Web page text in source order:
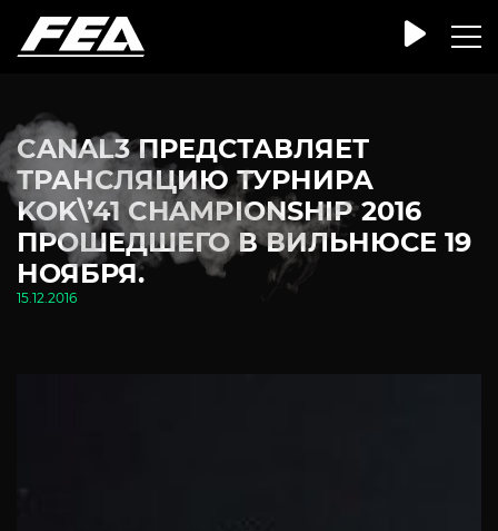
CANAL3 ПРЕДСТАВЛЯЕТ
ТРАНСЛЯЦИЮ ТУРНИРА
KOK\’41 CHAMPIONSHIP 2016
ПРОШЕДШЕГО В ВИЛЬНЮСЕ 19
НОЯБРЯ.
15.12.2016